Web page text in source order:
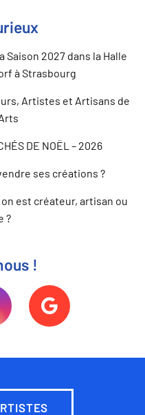
Saison 2027 dans la Halle
à Strasbourg
Artistes et Artisans de
DE NOËL – 2026
ses créations ?
est créateur, artisan ou
?
!